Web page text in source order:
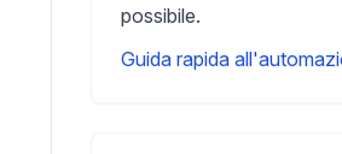
possibile.
Guida rapida